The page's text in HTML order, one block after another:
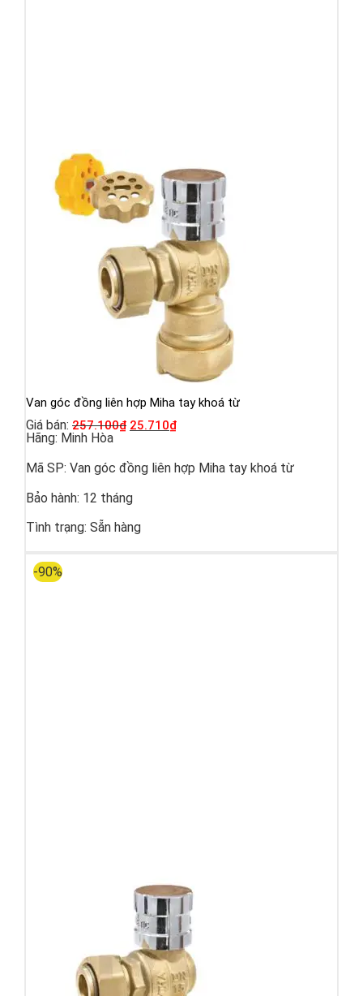
Van góc đồng liên hợp Miha tay khoá từ
Giá bán: 257.100₫ 25.710₫
Hãng: Minh Hòa
Mã SP: Van góc đồng liên hợp Miha tay khoá từ
Bảo hành: 12 tháng
Tình trạng: Sẵn hàng
-90%